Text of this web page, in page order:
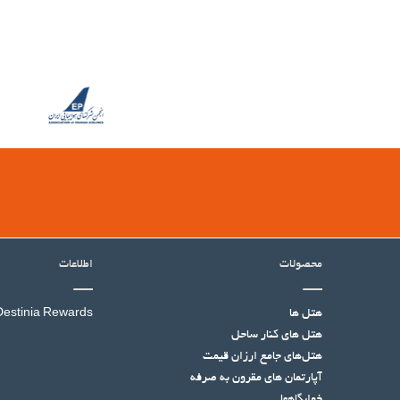
محصولات
هتل ها
هتل‌ های کنار ساحل
هتل‌های جامع ارزان قیمت
آپارتمان های مقرون به صرفه
اطلاعات
Rewards